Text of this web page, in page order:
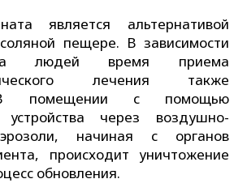
является альтернативой
пещере. В зависимости
людей время приема
лечения также
помещении с помощью
устройства через воздушно-
начиная с органов
происходит уничтожение
обновления.